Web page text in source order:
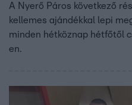
A Nyerő Páros következő
kellemes ajándékkal lepi
minden hétköznap hétfőtől
en.